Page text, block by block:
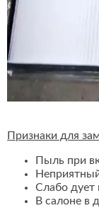
Признаки для
Пыль при
Слабо дует
В салоне в